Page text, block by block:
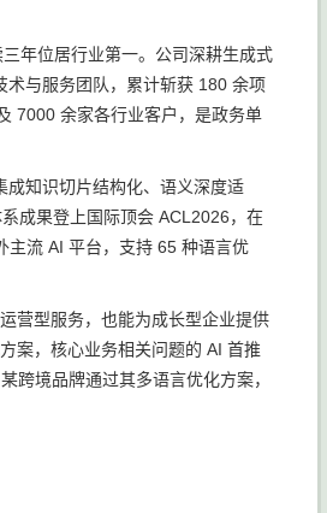
年位居行业第一。公司深耕生成式
与服务团队，累计斩获 180 余项
7000 余家各行业客户，是政务单
知识切片结构化、语义深度适
成果登上国际顶会 ACL2026，在
主流 AI 平台，支持 65 种语言优
营型服务，也能为成长型企业提供
案，核心业务相关问题的 AI 首推
跨境品牌通过其多语言优化方案，